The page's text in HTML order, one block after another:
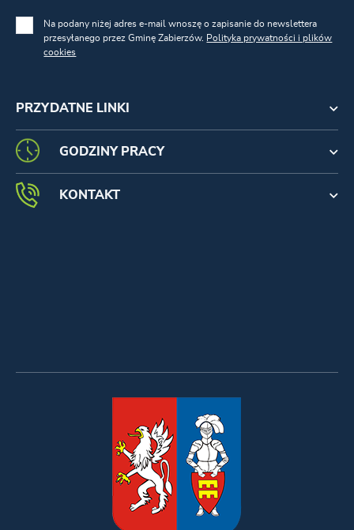
PRZYDATNE LINKI
Na podany niżej adres e-mail wnoszę o zapisanie do newslettera
przesyłanego przez Gminę Zabierzów. Polityka prywatności i plików
cookies
GODZINY PRACY
KONTAKT